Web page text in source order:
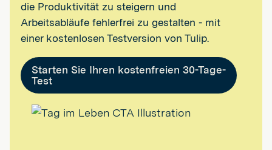
die Produktivität zu steigern und
Arbeitsabläufe fehlerfrei zu gestalten - mit
einer kostenlosen Testversion von Tulip.
Starten Sie Ihren kostenfreien 30-Tage-
Test